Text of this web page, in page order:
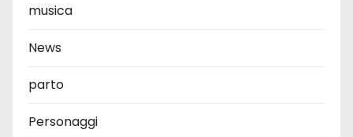
musica
News
parto
Personaggi